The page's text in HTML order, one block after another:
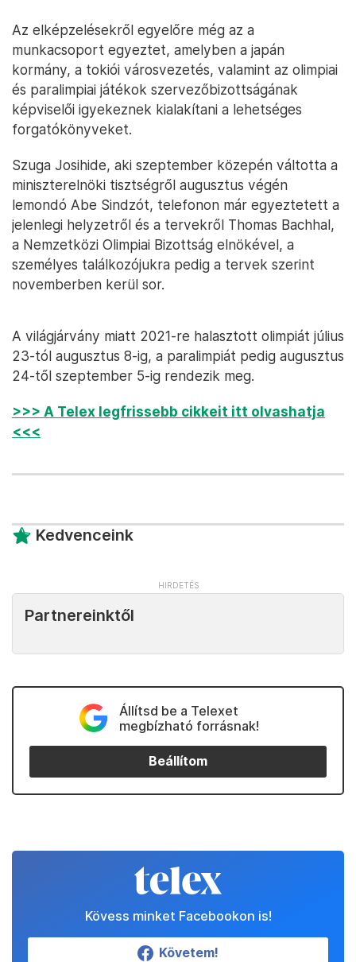
Az elképzelésekről egyelőre még az a
munkacsoport egyeztet, amelyben a japán
kormány, a tokiói városvezetés, valamint az olimpiai
és paralimpiai játékok szervezőbizottságának
képviselői igyekeznek kialakítani a lehetséges
forgatókönyveket.
Szuga Josihide, aki szeptember közepén váltotta a
miniszterelnöki tisztségről augusztus végén
lemondó Abe Sindzót, telefonon már egyeztetett a
jelenlegi helyzetről és a tervekről Thomas Bachhal,
a Nemzetközi Olimpiai Bizottság elnökével, a
személyes találkozójukra pedig a tervek szerint
novemberben kerül sor.
A világjárvány miatt 2021-re halasztott olimpiát július
23-tól augusztus 8-ig, a paralimpiát pedig augusztus
24-től szeptember 5-ig rendezik meg.
>>> A Telex legfrissebb cikkeit itt olvashatja
<<<
Kedvenceink
Partnereinktől
Állítsd be a Telexet
megbízható forrásnak!
Beállítom
Kövess minket Facebookon is!
Követem!